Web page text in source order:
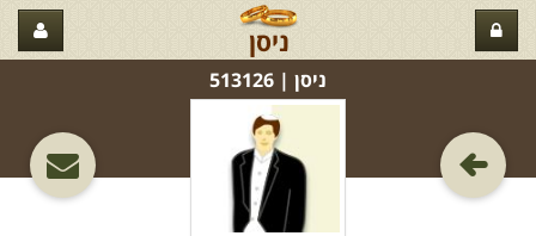
ניסן
ניסן‏ | 513126